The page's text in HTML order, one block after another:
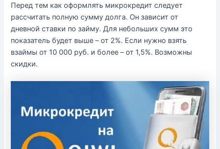
Перед тем как оформлять микрокредит следует
рассчитать полную сумму долга. Он зависит от
дневной ставки по займу. Для небольших сумм это
показатель будет выше – от 2%. Если нужно взять
взаймы от 10 000 руб. и более – от 1,5%. Возможны
скидки.